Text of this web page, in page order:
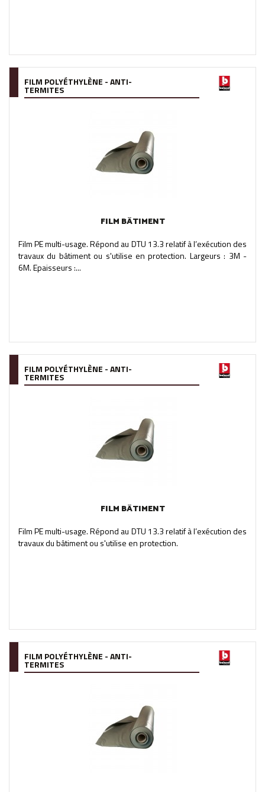
FILM POLYÉTHYLÈNE - ANTI-
TERMITES
FILM BÂTIMENT
Film PE multi-usage. Répond au DTU 13.3 relatif à l’exécution des
travaux du bâtiment ou s'utilise en protection. Largeurs : 3M -
6M. Epaisseurs :...
FILM POLYÉTHYLÈNE - ANTI-
TERMITES
FILM BÂTIMENT
Film PE multi-usage. Répond au DTU 13.3 relatif à l’exécution des
travaux du bâtiment ou s'utilise en protection.
FILM POLYÉTHYLÈNE - ANTI-
TERMITES